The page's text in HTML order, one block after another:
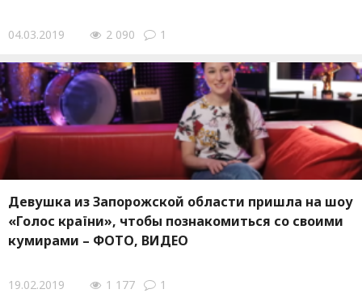
04.03.2019 2 090 1
Девушка из Запорожской области пришла на шоу
«Голос країни», чтобы познакомиться со своими
кумирами – ФОТО, ВИДЕО
19.02.2019 1 177 1